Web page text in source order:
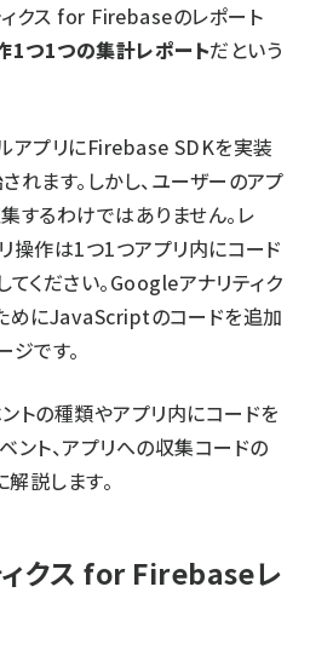
クス for Firebaseのレポート
1つ1つの集計レポートだという
アプリにFirebase SDKを実装
れます。しかし、ユーザーのアプ
するわけではありません。レ
操作は1つ1つアプリ内にコード
ください。Googleアナリティク
めにJavaScriptのコードを追加
です。
トの種類やアプリ内にコードを
ント、アプリへの収集コードの
説します。
クス for Firebaseレ